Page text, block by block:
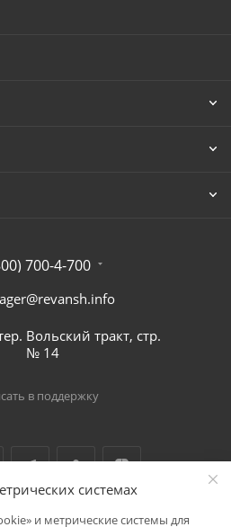
700-4-700
Вольский тракт, стр.
№ 14
в поддержку
системах
и метрические системы для